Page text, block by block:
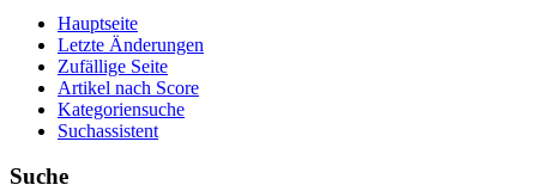
Hauptseite
Letzte Änderungen
Zufällige Seite
Artikel nach Score
Kategoriensuche
Suchassistent
Suche